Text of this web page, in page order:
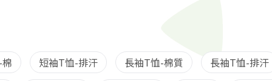
短袖T恤-排汗 長袖T恤-棉質
長袖T恤-排汗